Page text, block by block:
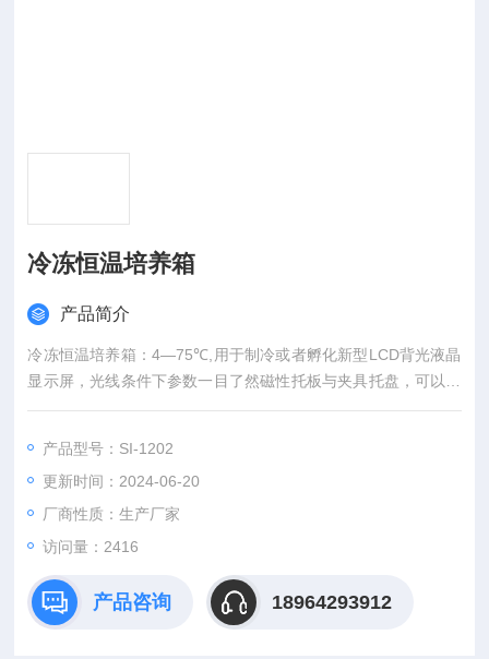
冷冻恒温培养箱
产品简介
冷冻恒温培养箱：4—75℃,用于制冷或者孵化新型LCD背光液晶
显示屏，光线条件下参数一目了然磁性托板与夹具托盘，可以放
置不同容器，扩展附件可以增大放置容量与容器的种类
态下观察样品可编程的计时器控制温度与混合的时间
经济、小巧、安全可选3D轨道附件，3D控温摇床功能半导体制
冷和加热控制(无压缩机)RS232接口，可由计算机控制或进行数
据传输
产品型号：SI-1202
更新时间：2024-06-20
厂商性质：生产厂家
访问量：2416
产品咨询 18964293912